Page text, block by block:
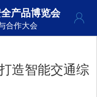
产品博览会
合作大会
造智能交通综